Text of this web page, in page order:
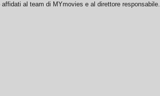
al team di MYmovies e al direttore responsabile.